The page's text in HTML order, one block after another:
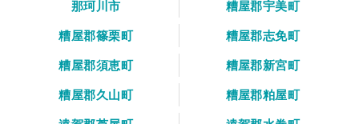
那珂川市
糟屋郡宇美町
糟屋郡篠栗町
糟屋郡志免町
糟屋郡須恵町
糟屋郡新宮町
糟屋郡久山町
糟屋郡粕屋町